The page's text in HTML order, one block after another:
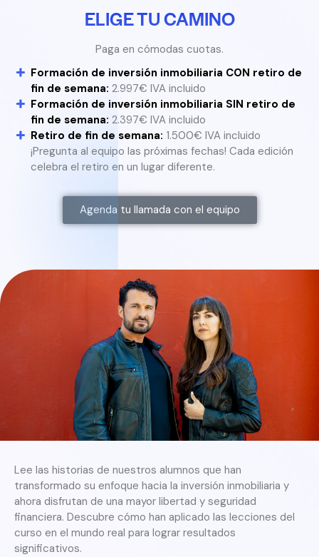
ELIGE TU CAMINO
Paga en cómodas cuotas.
Formación de inversión inmobiliaria CON retiro de
fin de semana: 2.997€ IVA incluido
Formación de inversión inmobiliaria SIN retiro de
fin de semana: 2.397€ IVA incluido
Retiro de fin de semana: 1.500€ IVA incluido
¡Pregunta al equipo las próximas fechas! Cada edición
celebra el retiro en un lugar diferente.
Agenda tu llamada con el equipo
Lee las historias de nuestros alumnos que han
transformado su enfoque hacia la inversión inmobiliaria y
ahora disfrutan de una mayor libertad y seguridad
financiera. Descubre cómo han aplicado las lecciones del
curso en el mundo real para lograr resultados
significativos.